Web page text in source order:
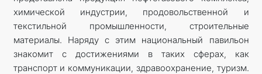
химической индустрии, продовольственной и
текстильной промышленности, строительные
материалы. Наряду с этим национальный павильон
знакомит с достижениями в таких сферах, как
транспорт и коммуникации, здравоохранение, туризм.